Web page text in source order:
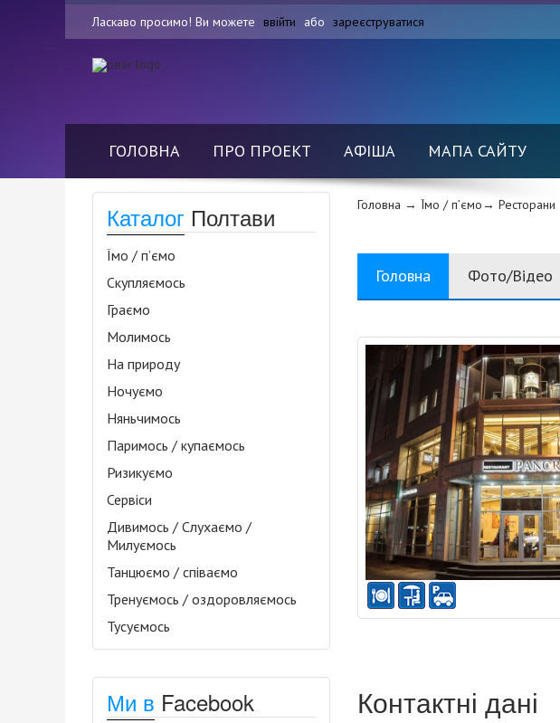
Ласкаво просимо! Ви можете ввійти або зареєструватися
ГОЛОВНА ПРО ПРОЕКТ АФІША МАПА САЙТУ
Каталог Полтави
Їмо / п’ємо
Скупляємось
Граємо
Молимось
На природу
Ночуємо
Няньчимось
Паримось / купаємось
Ризикуємо
Сервіси
Дивимось / Слухаємо /
Милуємось
Танцюємо / співаємо
Тренуємось / оздоровляємось
Тусуємось
Ми в Facebook
Головна → Їмо / п’ємо→ Ресторани
Головна Фото/Відео
Контактні дані